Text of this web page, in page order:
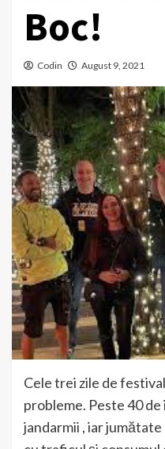
Boc!
Codin August 9, 2021
Cele trei zile de
probleme. Peste 40
jandarmii , iar